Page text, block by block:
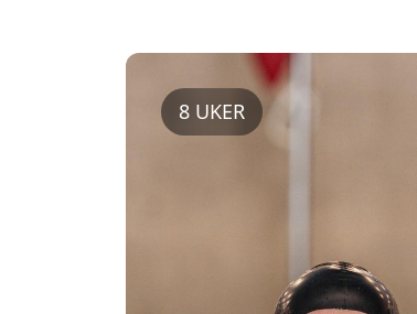
SVØMMEKURS FOR
på vanntilvenning.